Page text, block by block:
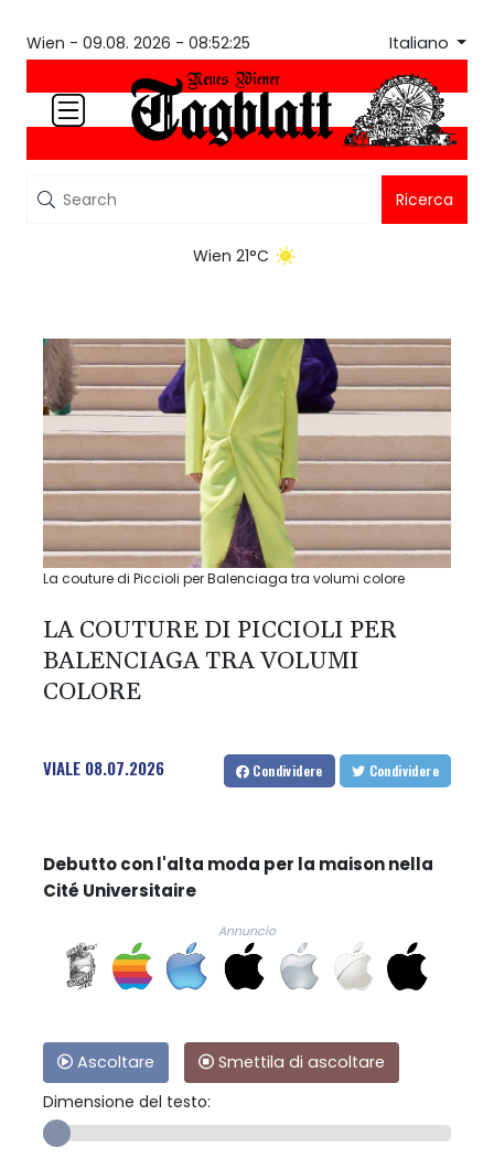
Wien - 09.08. 2026 - 08:52:25 Italiano
Ricerca
Wien 21°C
La couture di Piccioli per Balenciaga tra volumi colore
LA COUTURE DI PICCIOLI PER
BALENCIAGA TRA VOLUMI
COLORE
VIALE 08.07.2026 Condividere Condividere
Debutto con l'alta moda per la maison nella
Cité Universitaire
Annuncio
Ascoltare
Smettila di ascoltare
Dimensione del testo: